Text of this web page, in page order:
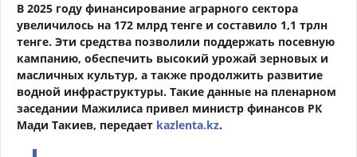
В 2025 году финансирование аграрного сектора
увеличилось на 172 млрд тенге и составило 1,1 трлн
тенге. Эти средства позволили поддержать посевную
кампанию, обеспечить высокий урожай зерновых и
масличных культур, а также продолжить развитие
водной инфраструктуры. Такие данные на пленарном
заседании Мажилиса привел министр финансов РК
Мади Такиев, передает kazlenta.kz.